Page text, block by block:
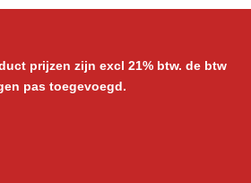
prijzen zijn excl 21% btw. de btw
pas toegevoegd.